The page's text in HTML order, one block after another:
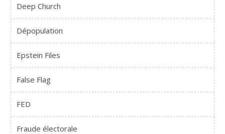
Deep Church
Dépopulation
Epstein Files
False Flag
FED
Fraude électorale